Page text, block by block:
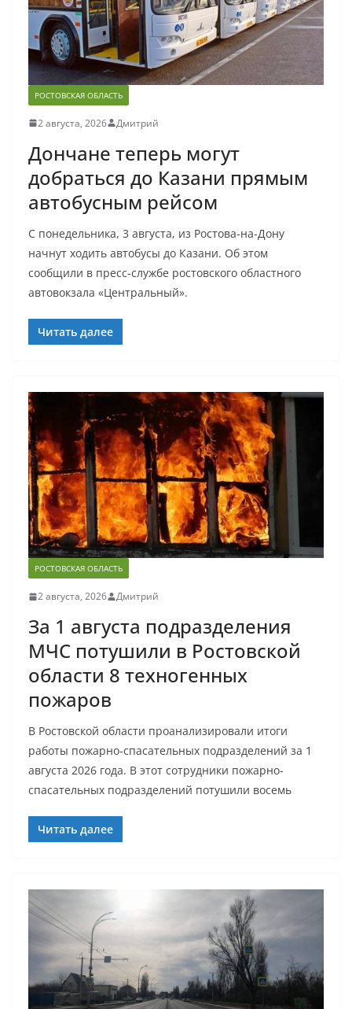
РОСТОВСКАЯ ОБЛАСТЬ
2 августа, 2026 Дмитрий
Дончане теперь могут
добраться до Казани прямым
автобусным рейсом
С понедельника, 3 августа, из Ростова-на-Дону
начнут ходить автобусы до Казани. Об этом
сообщили в пресс-службе ростовского областного
автовокзала «Центральный».
Читать далее
РОСТОВСКАЯ ОБЛАСТЬ
2 августа, 2026 Дмитрий
За 1 августа подразделения
МЧС потушили в Ростовской
области 8 техногенных
пожаров
В Ростовской области проанализировали итоги
работы пожарно-спасательных подразделений за 1
августа 2026 года. В этот сотрудники пожарно-
спасательных подразделений потушили восемь
Читать далее